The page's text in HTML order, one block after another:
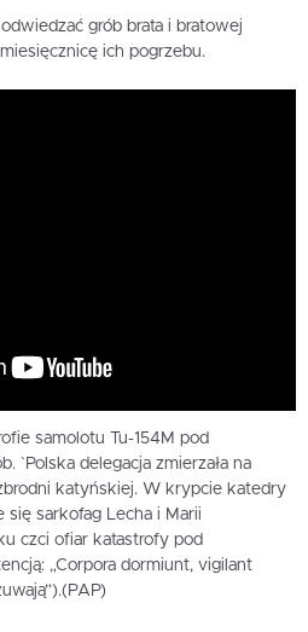
grób brata i bratowej
ich pogrzebu.
samolotu Tu-154M pod
`Polska delegacja zmierzała na
katyńskiej. W krypcie katedry
sarkofag Lecha i Marii
czci ofiar katastrofy pod
„Corpora dormiunt, vigilant